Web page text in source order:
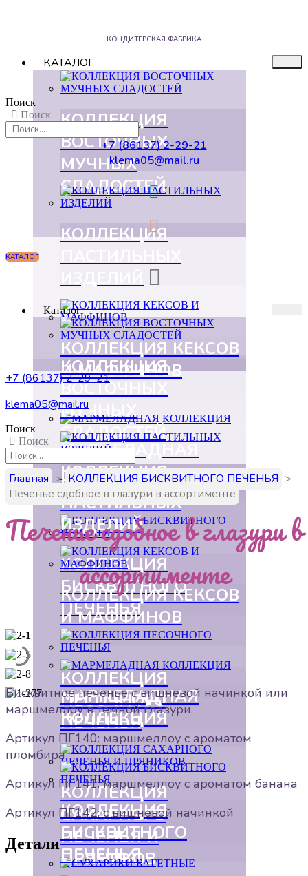
КОНДИТЕРСКАЯ ФАБРИКА
КАТАЛОГ
КОЛЛЕКЦИЯ
ВОСТОЧНЫХ
МУЧНЫХ
СЛАДОСТЕЙ
КОЛЛЕКЦИЯ
КОЛЛЕКЦИЯ КЕКСОВ
И МАФФИНОВ
МАРМЕЛАДНАЯ
КОЛЛЕКЦИЯ
КОЛЛЕКЦИЯ
БИСКВИТНОГО
ПЕЧЕНЬЯ
КОЛЛЕКЦИЯ
ПЕСОЧНОГО
ПЕЧЕНЬЯ
КОЛЛЕКЦИЯ
САХАРНОГО
ПЕЧЕНЬЯ И
ПРЯНИКОВ
Поиск
Поиск
+7 (86137) 2-29-21
klema05@mail.ru
КАТАЛОГ
Каталог
КОЛЛЕКЦИЯ
ВОСТОЧНЫХ
МУЧНЫХ
СЛАДОСТЕЙ
КОЛЛЕКЦИЯ
ПАСТИЛЬНЫХ
ИЗДЕЛИЙ
КОЛЛЕКЦИЯ КЕКСОВ
И МАФФИНОВ
МАРМЕЛАДНАЯ
КОЛЛЕКЦИЯ
КОЛЛЕКЦИЯ
БИСКВИТНОГО
ПЕЧЕНЬЯ
+7 (86137) 2-29-21
klema05@mail.ru
Поиск
Поиск
Главная > КОЛЛЕКЦИЯ БИСКВИТНОГО ПЕЧЕНЬЯ >
Печенье сдобное в глазури в ассортименте
Печенье сдобное в глазури в
ассортименте
Бисквитное печенье с вишневой начинкой или
маршмеллоу в темной глазури.
Артикул ПГ140: маршмеллоу с ароматом
пломбира
Артикул ПГ141: маршмеллоу с ароматом банана
Артикул ПГ142: с вишневой начинкой
Детали